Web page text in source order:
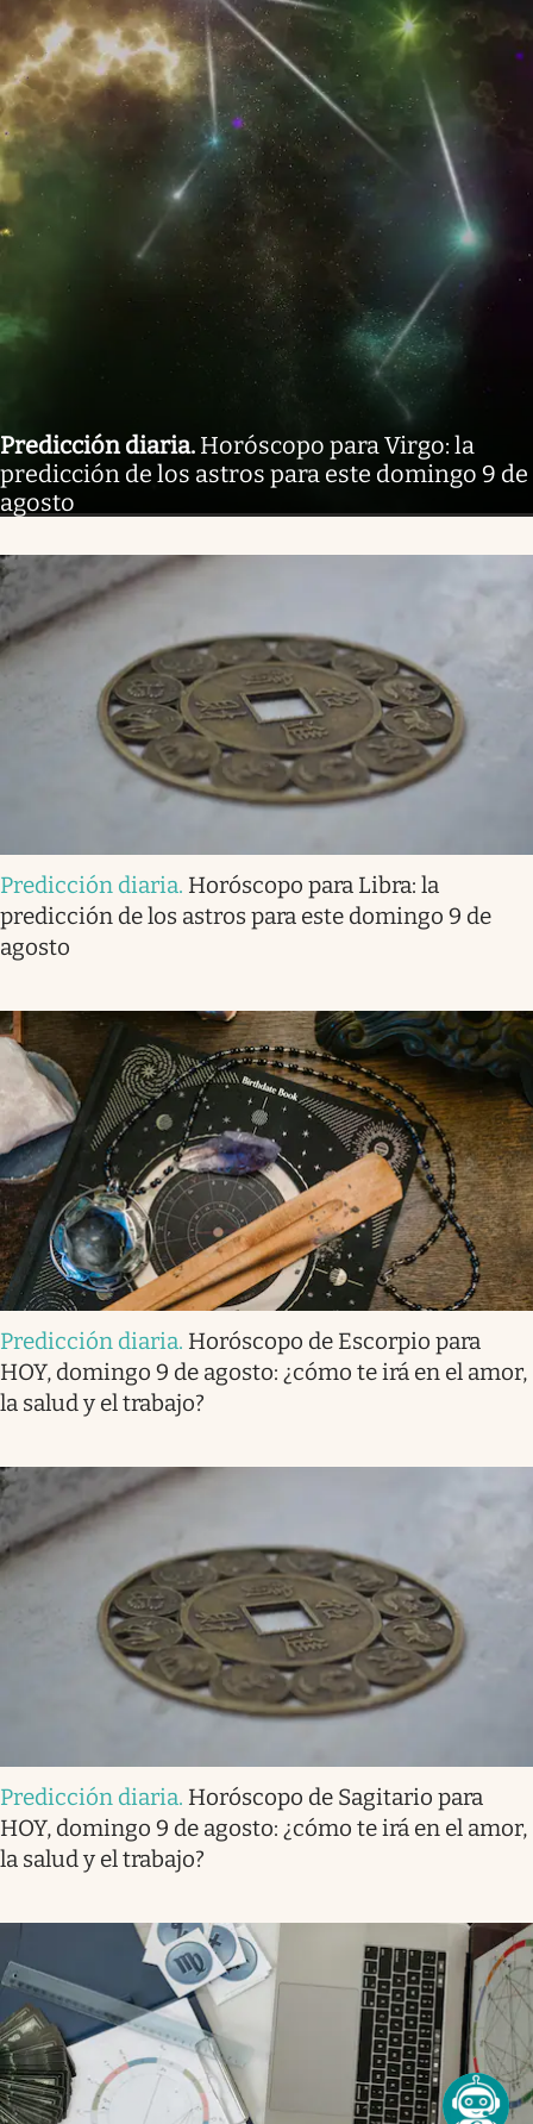
Predicción diaria. Horóscopo para Virgo: la
predicción de los astros para este domingo 9 de
agosto
Predicción diaria. Horóscopo para Libra: la
predicción de los astros para este domingo 9 de
agosto
Predicción diaria. Horóscopo de Escorpio para
HOY, domingo 9 de agosto: ¿cómo te irá en el amor,
la salud y el trabajo?
Predicción diaria. Horóscopo de Sagitario para
HOY, domingo 9 de agosto: ¿cómo te irá en el amor,
la salud y el trabajo?